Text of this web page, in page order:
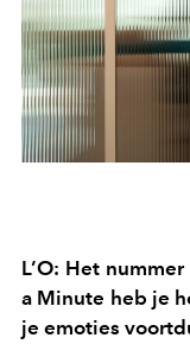
L’O: Het
a Minute heb je
je emoties